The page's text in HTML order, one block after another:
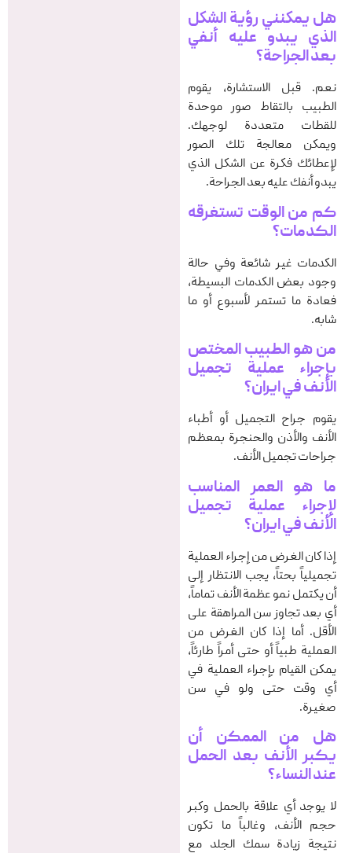
هل يمكنني رؤية الشكل
الذي يبدو عليه أنفي
بعد الجراحة؟
نعم. قبل الاستشارة، يقوم
الطبيب بالتقاط صور موحدة
للقطات متعددة لوجهك.
ويمكن معالجة تلك الصور
لإعطائك فكرة عن الشكل الذي
يبدو أنفك عليه بعد الجراحة.
کم من الوقت تستغرقه
الکدمات؟
الكدمات غير شائعة وفي حالة
وجود بعض الكدمات البسيطة،
فعادة ما تستمر لأسبوع أو ما
شابه.
من هو الطبيب المختص
بإجراء عملية تجميل
الأنف في ایران؟
يقوم جراح التجميل أو أطباء
الأنف والأذن والحنجرة بمعظم
جراحات تجميل الأنف.
ما هو العمر المناسب
لإجراء عملية تجميل
الأنف في ایران؟
إذا كان الغرض من إجراء العملية
تجميلياً بحتاً، يجب الانتظار إلى
أن يكتمل نمو عظمة الأنف تماماً،
أي بعد تجاوز سن المراهقة على
الأقل. أما إذا كان الغرض من
العملية طبياً أو حتى أمراً طارئاً،
يمكن القيام بإجراء العملية في
أي وقت حتى ولو في سن
صغيرة.
هل من الممکن أن
یکبر الأنف بعد الحمل
عند النساء؟
لا يوجد أي علاقة بالحمل وكبر
حجم الأنف، وغالباً ما تكون
نتيجة زيادة سمك الجلد مع